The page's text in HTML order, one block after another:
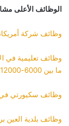
الوظائف الأعلى
وظائف شركة أمريكانا
وظائف تعليمية في
ما بين 6000-12000 درهم
وظائف سكيورتي في